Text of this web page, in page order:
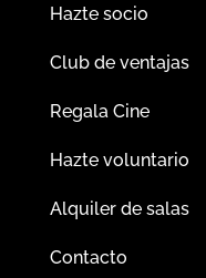
Hazte socio
Club de ventajas
Regala Cine
Hazte voluntario
Alquiler de salas
Contacto